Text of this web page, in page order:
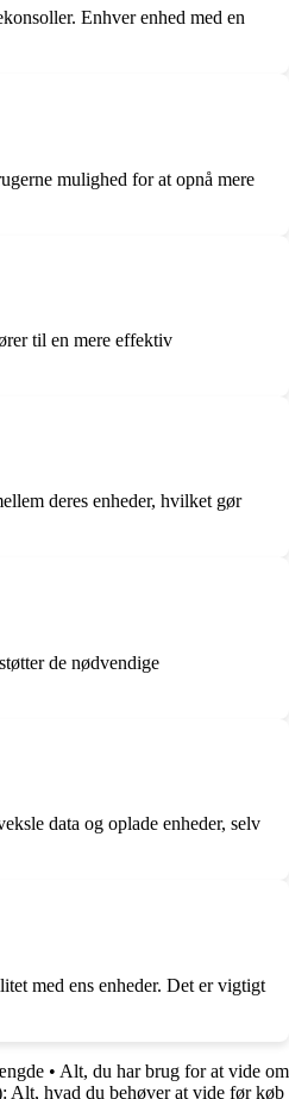
Enhver enhed med en
mulighed for at opnå mere
til en mere effektiv
deres enheder, hvilket gør
de nødvendige
data og oplade enheder, selv
med ens enheder. Det er vigtigt
• Alt, du har brug for at vide om
Alt, hvad du behøver at vide før køb